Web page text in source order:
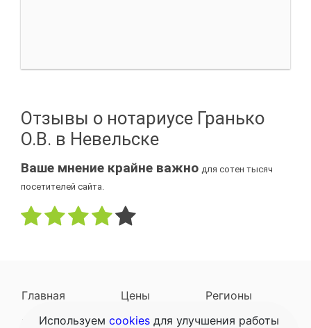
Отзывы о нотариусе Гранько
О.В. в Невельске
Ваше мнение крайне важно для сотен тысяч
посетителей сайта.
Главная Цены
Регионы
Наследодатели
Задать вопрос
Используем cookies для улучшения работы